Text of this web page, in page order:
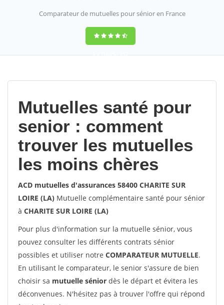
Comparateur de mutuelles pour sénior en France
9,2(100%)452
Mutuelles santé pour
senior : comment
trouver les mutuelles
les moins chères
ACD mutuelles d'assurances 58400 CHARITE SUR
LOIRE (LA) Mutuelle complémentaire santé pour sénior
à CHARITE SUR LOIRE (LA)
Pour plus d'information sur la mutuelle sénior, vous
pouvez consulter les différents contrats sénior
possibles et utiliser notre COMPARATEUR MUTUELLE.
En utilisant le comparateur, le senior s'assure de bien
choisir sa mutuelle sénior dès le départ et évitera les
déconvenues. N'hésitez pas à trouver l'offre qui répond